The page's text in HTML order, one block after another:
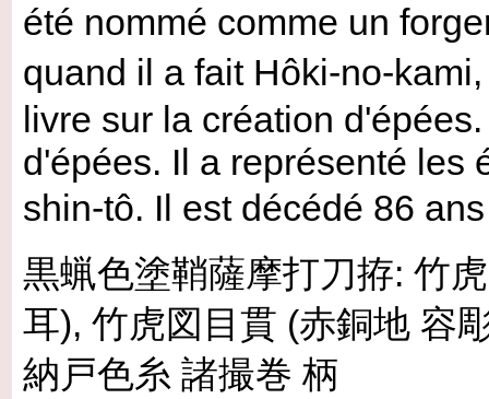
été nommé comme un
quand il a fait Hôki-no-
livre sur la création
d'épées. Il a représenté les
shin-tô. Il est décédé 86
黒蝋色塗鞘薩摩打刀拵: 竹
耳), 竹虎図目貫 (赤銅地 容
納戸色糸 諸撮巻 柄